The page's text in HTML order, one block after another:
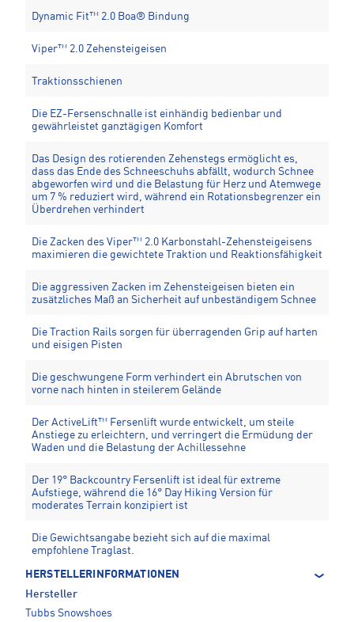
Dynamic Fit™ 2.0 Boa® Bindung
Viper™ 2.0 Zehensteigeisen
Traktionsschienen
Die EZ-Fersenschnalle ist einhändig bedienbar und
gewährleistet ganztägigen Komfort
Das Design des rotierenden Zehenstegs ermöglicht es,
dass das Ende des Schneeschuhs abfällt, wodurch Schnee
abgeworfen wird und die Belastung für Herz und Atemwege
um 7 % reduziert wird, während ein Rotationsbegrenzer ein
Überdrehen verhindert
Die Zacken des Viper™ 2.0 Karbonstahl-Zehensteigeisens
maximieren die gewichtete Traktion und Reaktionsfähigkeit
Die aggressiven Zacken im Zehensteigeisen bieten ein
zusätzliches Maß an Sicherheit auf unbeständigem Schnee
Die Traction Rails sorgen für überragenden Grip auf harten
und eisigen Pisten
Die geschwungene Form verhindert ein Abrutschen von
vorne nach hinten in steilerem Gelände
Der ActiveLift™ Fersenlift wurde entwickelt, um steile
Anstiege zu erleichtern, und verringert die Ermüdung der
Waden und die Belastung der Achillessehne
Der 19° Backcountry Fersenlift ist ideal für extreme
Aufstiege, während die 16° Day Hiking Version für
moderates Terrain konzipiert ist
Die Gewichtsangabe bezieht sich auf die maximal
empfohlene Traglast.
HERSTELLERINFORMATIONEN
Hersteller
Tubbs Snowshoes